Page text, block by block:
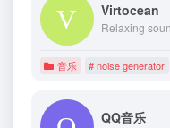
Virtocean
音乐 # noise generator
QQ音乐